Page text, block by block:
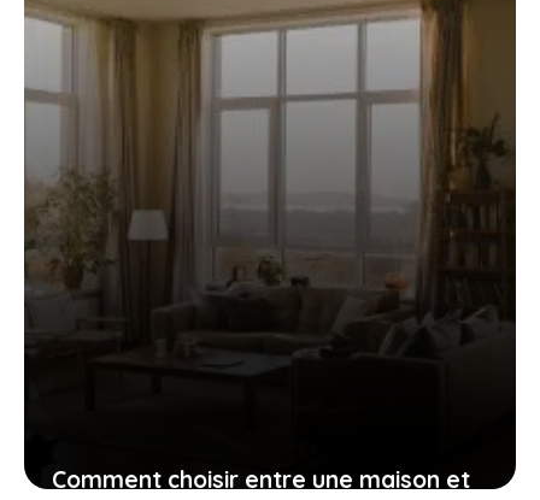
23 mai 2023
Comment choisir entre une maison et